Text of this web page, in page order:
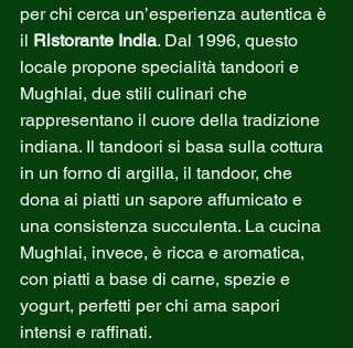
per chi cerca un’esperienza autentica è
il Ristorante India. Dal 1996, questo
locale propone specialità tandoori e
Mughlai, due stili culinari che
rappresentano il cuore della tradizione
indiana. Il tandoori si basa sulla cottura
in un forno di argilla, il tandoor, che
dona ai piatti un sapore affumicato e
una consistenza succulenta. La cucina
Mughlai, invece, è ricca e aromatica,
con piatti a base di carne, spezie e
yogurt, perfetti per chi ama sapori
intensi e raffinati.